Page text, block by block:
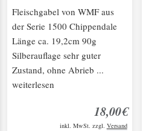
Fleischgabel von WMF aus
der Serie 1500 Chippendale
Länge ca. 19,2cm 90g
Silberauflage sehr guter
Zustand, ohne Abrieb ...
weiterlesen
18,00€
inkl. MwSt. zzgl. Versand